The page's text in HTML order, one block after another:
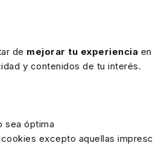
de mejorar tu experiencia
y contenidos de tu interés.
sea óptima
excepto aquellas